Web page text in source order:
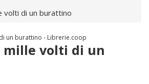
volti di un burattino
mille volti di un